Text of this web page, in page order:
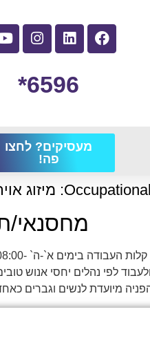
6596*
מעסיקים? לחצו
פה!
Occupational: מיזוג
מחסנאי/
לחברה בכפר סבא בתחום מערכות מים דרוש/ה מחסנאי/ת. במסגרת התפקיד: סידור מחסן קבלת סחורה הכנת משלוחים עבודות טכניות
לפי נהלים יחסי אנוש
מיועדת לנשים וגברים